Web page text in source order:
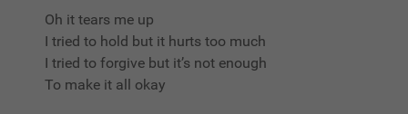
Oh it tears me up
I tried to hold but it hurts too much
I tried to forgive but it’s not enough
To make it all okay